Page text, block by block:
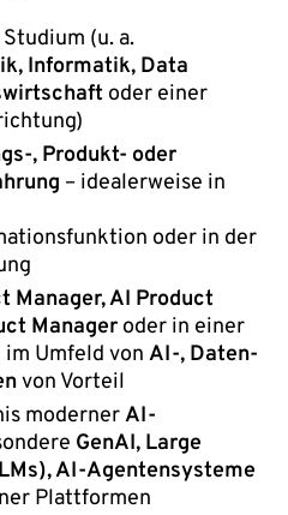
(u. a.
Informatik, Data
oder einer
, Produkt- oder
– idealerweise in
oder in der
Manager, AI Product
Manager oder in einer
Umfeld von AI-, Daten-
von Vorteil
modernerAI-
GenAI, Large
AI-Agentensysteme
Plattformen